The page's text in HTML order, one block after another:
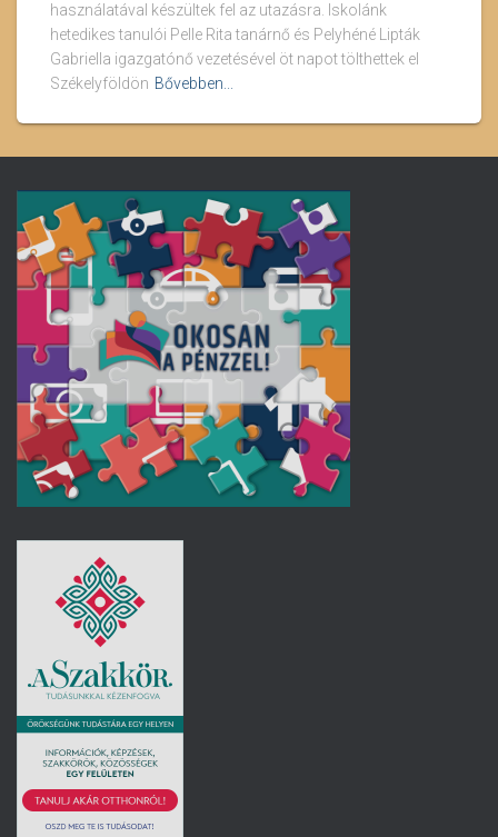
használatával készültek fel az utazásra. Iskolánk
hetedikes tanulói Pelle Rita tanárnő és Pelyhéné Lipták
Gabriella igazgatónő vezetésével öt napot tölthettek el
Székelyföldön Bővebben...